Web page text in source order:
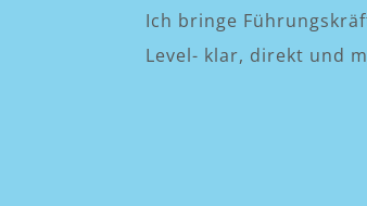
Ich bringe
Level- klar, direkt und